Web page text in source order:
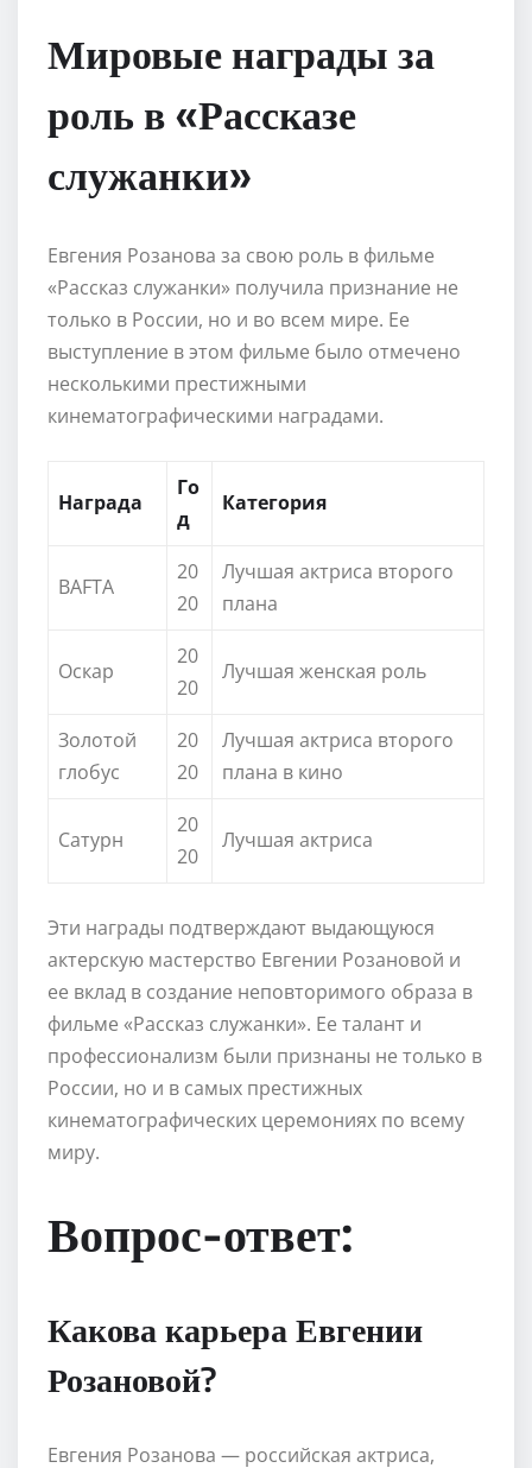
Мировые награды за
роль в «Рассказе
служанки»
Евгения Розанова за свою роль в фильме
«Рассказ служанки» получила признание не
только в России, но и во всем мире. Ее
выступление в этом фильме было отмечено
несколькими престижными
кинематографическими наградами.
Награда
Го
д
Категория
BAFTA
20
20
Лучшая актриса второго
плана
Оскар
20
20
Лучшая женская роль
Золотой
глобус
20
20
Лучшая актриса второго
плана в кино
Сатурн
20
20
Лучшая актриса
Эти награды подтверждают выдающуюся
актерскую мастерство Евгении Розановой и
ее вклад в создание неповторимого образа в
фильме «Рассказ служанки». Ее талант и
профессионализм были признаны не только в
России, но и в самых престижных
кинематографических церемониях по всему
миру.
Вопрос-ответ:
Какова карьера Евгении
Розановой?
Евгения Розанова — российская актриса,